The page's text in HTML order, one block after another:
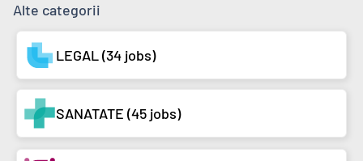
Alte categorii
LEGAL (34 jobs)
SANATATE (45 jobs)